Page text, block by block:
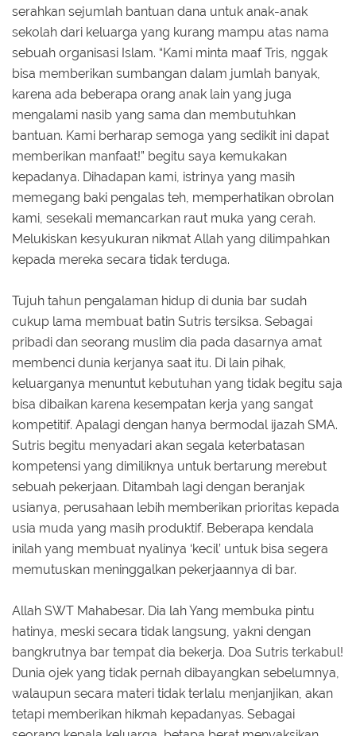
serahkan sejumlah bantuan dana untuk anak-anak
sekolah dari keluarga yang kurang mampu atas nama
sebuah organisasi Islam. “Kami minta maaf Tris, nggak
bisa memberikan sumbangan dalam jumlah banyak,
karena ada beberapa orang anak lain yang juga
mengalami nasib yang sama dan membutuhkan
bantuan. Kami berharap semoga yang sedikit ini dapat
memberikan manfaat!” begitu saya kemukakan
kepadanya. Dihadapan kami, istrinya yang masih
memegang baki pengalas teh, memperhatikan obrolan
kami, sesekali memancarkan raut muka yang cerah.
Melukiskan kesyukuran nikmat Allah yang dilimpahkan
kepada mereka secara tidak terduga.
Tujuh tahun pengalaman hidup di dunia bar sudah
cukup lama membuat batin Sutris tersiksa. Sebagai
pribadi dan seorang muslim dia pada dasarnya amat
membenci dunia kerjanya saat itu. Di lain pihak,
keluarganya menuntut kebutuhan yang tidak begitu saja
bisa dibaikan karena kesempatan kerja yang sangat
kompetitif. Apalagi dengan hanya bermodal ijazah SMA.
Sutris begitu menyadari akan segala keterbatasan
kompetensi yang dimiliknya untuk bertarung merebut
sebuah pekerjaan. Ditambah lagi dengan beranjak
usianya, perusahaan lebih memberikan prioritas kepada
usia muda yang masih produktif. Beberapa kendala
inilah yang membuat nyalinya ‘kecil’ untuk bisa segera
memutuskan meninggalkan pekerjaannya di bar.
Allah SWT Mahabesar. Dia lah Yang membuka pintu
hatinya, meski secara tidak langsung, yakni dengan
bangkrutnya bar tempat dia bekerja. Doa Sutris terkabul!
Dunia ojek yang tidak pernah dibayangkan sebelumnya,
walaupun secara materi tidak terlalu menjanjikan, akan
tetapi memberikan hikmah kepadanyas. Sebagai